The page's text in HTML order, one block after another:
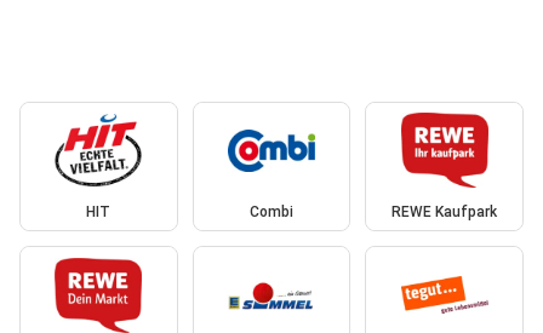
HIT Combi REWE Kaufpark